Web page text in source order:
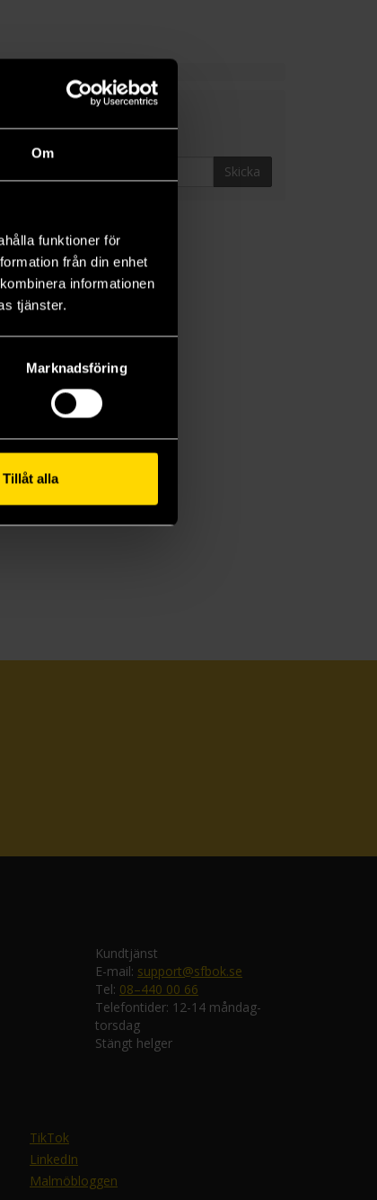
Om
funktioner för
från din enhet
informationen
tjänster.
Marknadsföring
Tillåt alla
Skicka
Kundtjänst
E-mail: support@sfbok.se
Tel: 08–440 00 66
Telefontider: 12-14 måndag-
torsdag
Stängt helger
TikTok
LinkedIn
Malmöbloggen